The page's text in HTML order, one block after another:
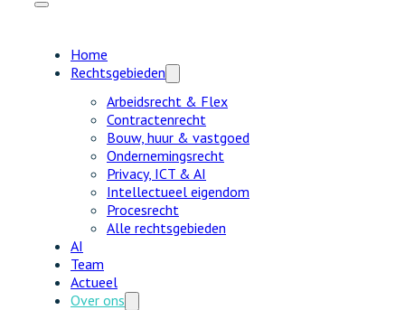
Home
Rechtsgebieden
Arbeidsrecht & Flex
Contractenrecht
Bouw, huur & vastgoed
Ondernemingsrecht
Privacy, ICT & AI
Intellectueel eigendom
Procesrecht
Alle rechtsgebieden
AI
Team
Actueel
Over ons